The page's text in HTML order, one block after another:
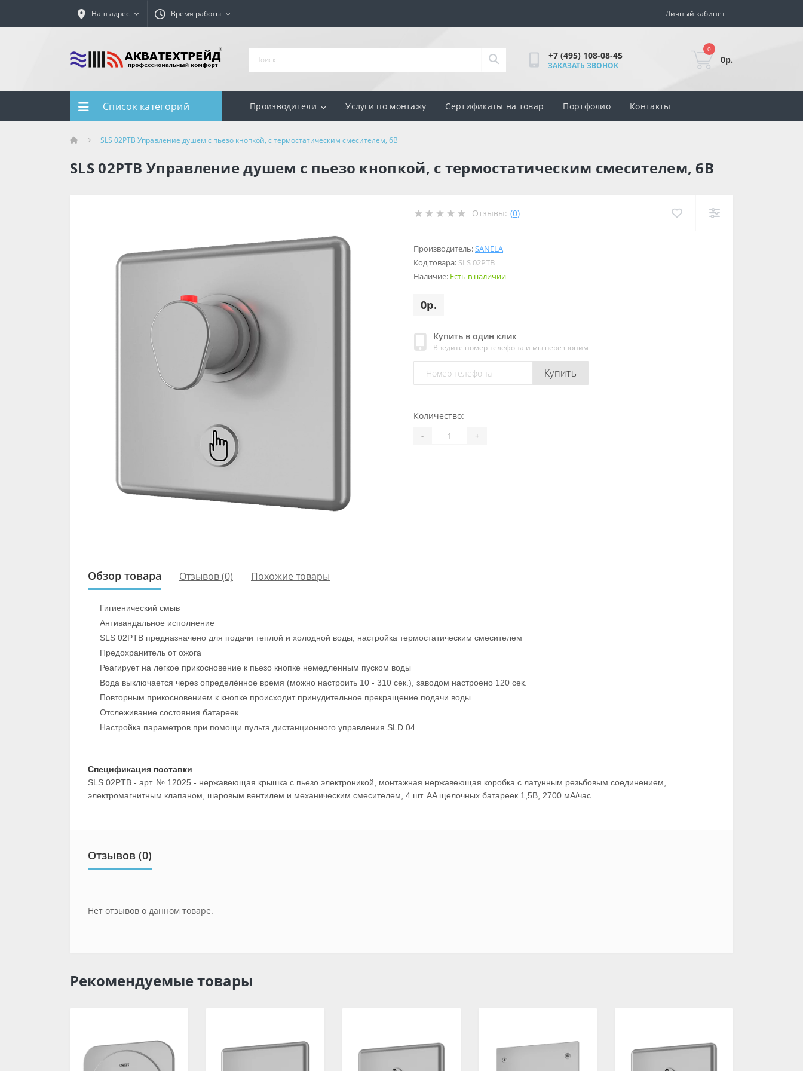
Наш адрес Время работы Личный кабинет
+7 (495) 108-08-45
ЗАКАЗАТЬ ЗВОНОК
0
0р.
Список категорий Производители Услуги по монтажу Сертификаты на товар Портфолио Контакты
SLS 02PTB Управление душем с пьезо кнопкой, с термостатическим смесителем, 6В
SLS 02PTB Управление душем с пьезо кнопкой, с термостатическим смесителем, 6В
Отзывы: (0)
Производитель:SANELA
Код товара: SLS 02PTB
Наличие: Есть в наличии
0р.
Купить в один клик
Введите номер телефона и мы перезвоним
Купить
Количество:
- +
Обзор товара Отзывов (0) Похожие товары
Гигиенический смыв
Антивандальное исполнение
SLS 02PTB предназначено для подачи теплой и холодной воды, настройка термостатическим смесителем
Предохранитель от ожога
Реагирует на легкое прикосновение к пьезо кнопке немедленным пуском воды
Вода выключается через определённое время (можно настроить 10 - 310 сек.), заводом настроено 120 сек.
Повторным прикосновением к кнопке происходит принудительное прекращение подачи воды
Отслеживание состояния батареек
Настройка параметров при помощи пульта дистанционного управления SLD 04
Спецификация поставки
SLS 02PTB - арт. № 12025 - нержавеющая крышка с пьезо электроникой, монтажная нержавеющая коробка с латунным резьбовым соединением,
электромагнитным клапаном, шаровым вентилем и механическим смесителем, 4 шт. AA щелочных батареек 1,5В, 2700 мA/час
Отзывов (0)
Нет отзывов о данном товаре.
Рекомендуемые товары